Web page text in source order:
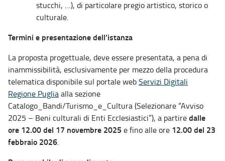
stucchi, …), di particolare pregio artistico, storico o
culturale.
Termini e presentazione dell’istanza
La proposta progettuale, deve essere presentata, a pena di
inammissibilità, esclusivamente per mezzo della procedura
telematica disponibile sul portale webServizi Digitali
Regione Pugliaalla sezione
Catalogo_Bandi/Turismo_e_Cultura (Selezionare “Avviso
2025 – Beni culturali di Enti Ecclesiastici”), a partiredalle
ore 12.00 del 17 novembre 2025 e fino alle ore 12.00 del 23
febbraio 2026.